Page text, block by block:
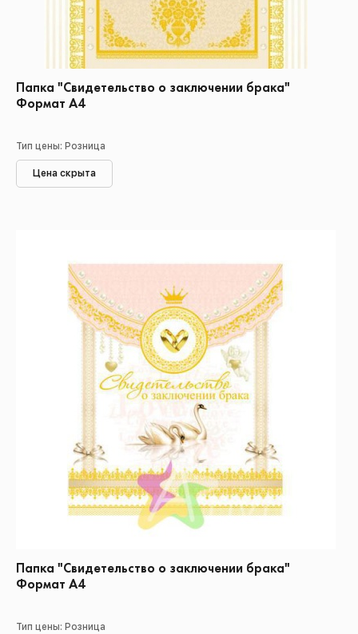
Папка "Свидетельство о заключении брака"
Формат А4
Тип цены: Розница
Цена скрыта
Папка "Свидетельство о заключении брака"
Формат А4
Тип цены: Розница